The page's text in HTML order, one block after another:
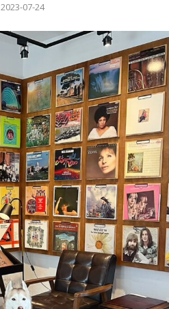
2023-07-24